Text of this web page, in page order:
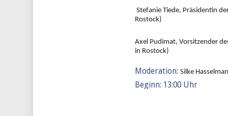
Stefanie Tiede, Präsidentin
Rostock)
Axel Pudimat, Vorsitzender
in Rostock)
Moderation: Silke
Beginn: 13:00 Uhr